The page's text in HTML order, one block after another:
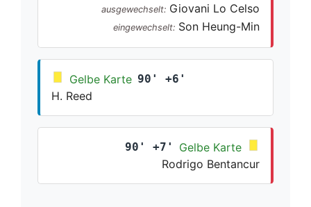
ausgewechselt: Giovani Lo Celso
eingewechselt: Son Heung-Min
Gelbe Karte 90' +6'
H. Reed
90' +7'
Gelbe Karte
Rodrigo Bentancur